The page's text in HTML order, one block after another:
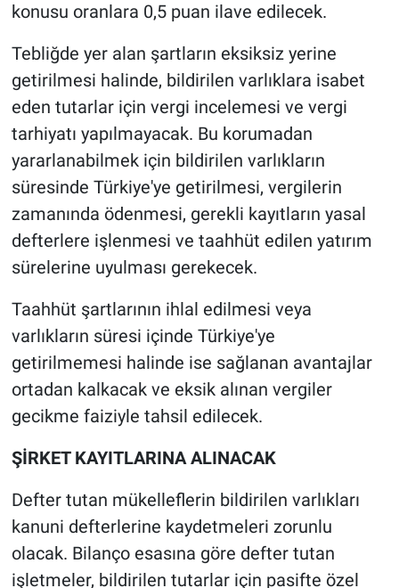
konusu oranlara 0,5 puan ilave edilecek.
Tebliğde yer alan şartların eksiksiz yerine
getirilmesi halinde, bildirilen varlıklara isabet
eden tutarlar için vergi incelemesi ve vergi
tarhiyatı yapılmayacak. Bu korumadan
yararlanabilmek için bildirilen varlıkların
süresinde Türkiye'ye getirilmesi, vergilerin
zamanında ödenmesi, gerekli kayıtların yasal
defterlere işlenmesi ve taahhüt edilen yatırım
sürelerine uyulması gerekecek.
Taahhüt şartlarının ihlal edilmesi veya
varlıkların süresi içinde Türkiye'ye
getirilmemesi halinde ise sağlanan avantajlar
ortadan kalkacak ve eksik alınan vergiler
gecikme faiziyle tahsil edilecek.
ŞİRKET KAYITLARINA ALINACAK
Defter tutan mükelleflerin bildirilen varlıkları
kanuni defterlerine kaydetmeleri zorunlu
olacak. Bilanço esasına göre defter tutan
işletmeler, bildirilen tutarlar için pasifte özel